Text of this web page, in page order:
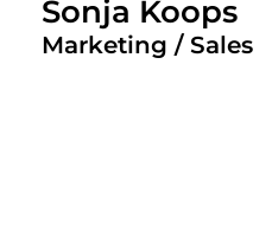
Sonja Koops
Marketing / Sales